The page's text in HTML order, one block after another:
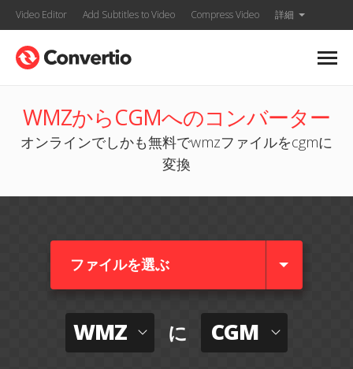
Video Editor Add Subtitles to Video Compress Video 詳細
WMZからCGMへのコンバーター
オンラインでしかも無料でwmzファイルをcgmに
変換
ファイルを選ぶ
WMZ に CGM